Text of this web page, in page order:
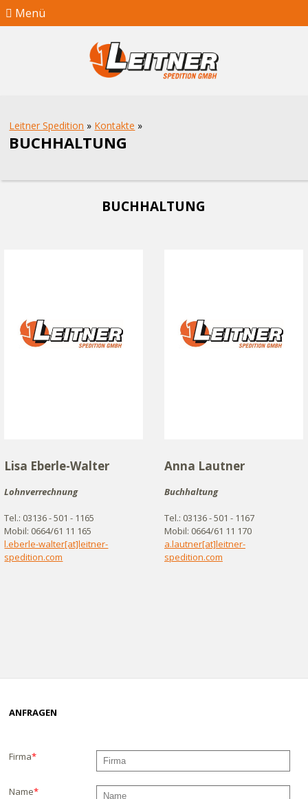
Menü
Leitner Spedition » Kontakte »
BUCHHALTUNG
BUCHHALTUNG
Lisa Eberle-Walter
Lohnverrechnung
Tel.: 03136 - 501 - 1165
Mobil: 0664/61 11 165
l.eberle-walter[at]leitner-
spedition.com
Anna Lautner
Buchhaltung
Tel.: 03136 - 501 - 1167
Mobil: 0664/61 11 170
a.lautner[at]leitner-
spedition.com
ANFRAGEN
Firma*
Name*